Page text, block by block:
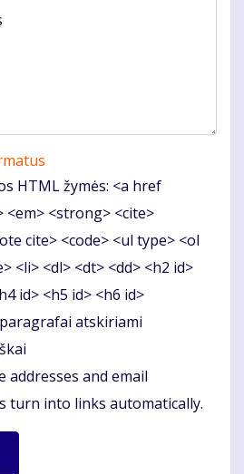
HTML žymės: <a href
<em> <strong> <cite>
cite> <code> <ul type> <ol
<li> <dl> <dt> <dd> <h2 id>
id> <h5 id> <h6 id>
atskiriami
addresses and email
turn into links automatically.